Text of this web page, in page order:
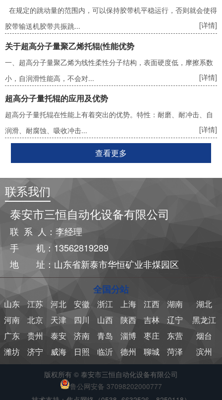
在规定的跳动量的范围内，可以保持胶带机平稳运行，否则就会使得
胶带输送机胶带共振跳...
[详情]
关于超高分子量聚乙烯托辊(性能优势
一、超高分子量聚乙烯为线性柔性分子结构，表面硬度低，摩擦系数
小，自润滑性能高，不会对...
[详情]
超高分子量托辊的应用及优势
超高分子量托辊在性能上有着突出的优势。特性：耐磨、耐冲击、自
润滑、耐腐蚀、吸收冲击...
[详情]
查看更多
联系我们
泰安市三恒自动化设备有限公司
联 系 人：李经理
手 机：13562819289
地 址：山东省新泰市华恒矿业非煤园区
全国分站
山东 江苏 河北 安徽 浙江 上海 江西 湖南
湖北
河南
北京 天津 四川 山西 陕西 吉林 辽宁
黑龙江
广东
贵州 泰安 济南 青岛 淄博 枣庄 东营
烟台
潍坊
济宁 威海 日照 临沂 德州 聊城 菏泽 滨州
版权所有 © 泰安市三恒自动化设备有限公司
鲁公网安备 37098202000777